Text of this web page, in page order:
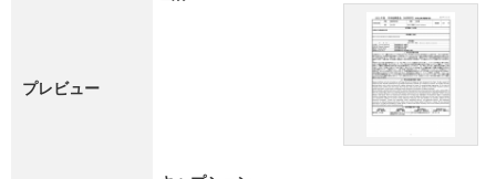
プレビュー